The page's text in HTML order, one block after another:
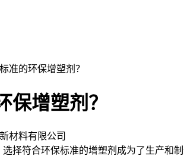
准的环保增塑剂？
保增塑剂？
材料有限公司
符合环保标准的增塑剂成为了生产和